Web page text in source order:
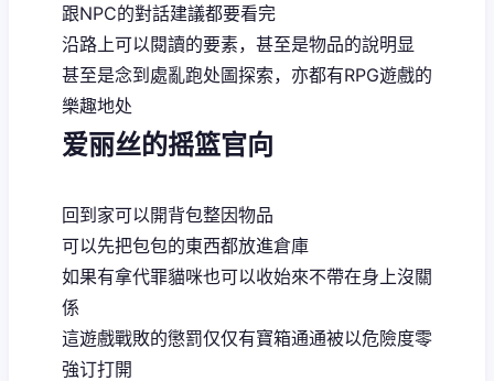
跟NPC的對話建議都要看完
沿路上可以閱讀的要素，甚至是物品的說明显
甚至是念到處亂跑处圖探索，亦都有RPG遊戲的
樂趣地处
爱丽丝的摇篮官向
回到家可以開背包整因物品
可以先把包包的東西都放進倉庫
如果有拿代罪貓咪也可以收始來不帶在身上沒關
係
這遊戲戰敗的懲罰仅仅有寶箱通通被以危險度零
強订打開